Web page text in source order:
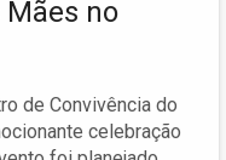
Mães no
de Convivência do
celebração